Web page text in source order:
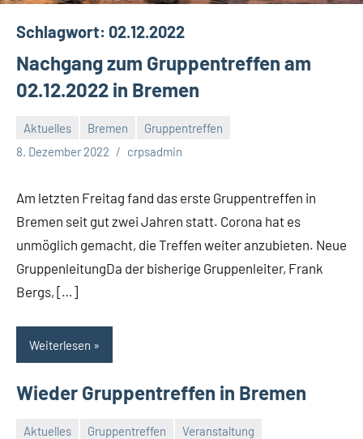
Schlagwort: 02.12.2022
Nachgang zum Gruppentreffen am
02.12.2022 in Bremen
Aktuelles Bremen
Gruppentreffen
8. Dezember 2022
crpsadmin
Am letzten Freitag fand das erste Gruppentreffen in
Bremen seit gut zwei Jahren statt. Corona hat es
unmöglich gemacht, die Treffen weiter anzubieten. Neue
GruppenleitungDa der bisherige Gruppenleiter, Frank
Bergs, […]
Weiterlesen
Wieder Gruppentreffen in Bremen
Aktuelles Gruppentreffen
Veranstaltung